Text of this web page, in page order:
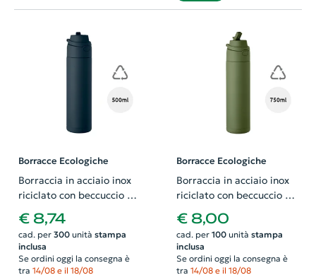
Borracce Ecologiche
Borraccia in acciaio inox
riciclato con beccuccio e
manico da 500ml
€ 8,74
cad. per 300unità stampa
inclusa
Se ordini oggi la consegna è
tra 14/08 e il 18/08
Borracce Ecologiche
Borraccia in acciaio inox
riciclato con beccuccio e
manico da 750 ml
€ 8,00
cad. per 100unità stampa
inclusa
Se ordini oggi la consegna è
tra 14/08 e il 18/08